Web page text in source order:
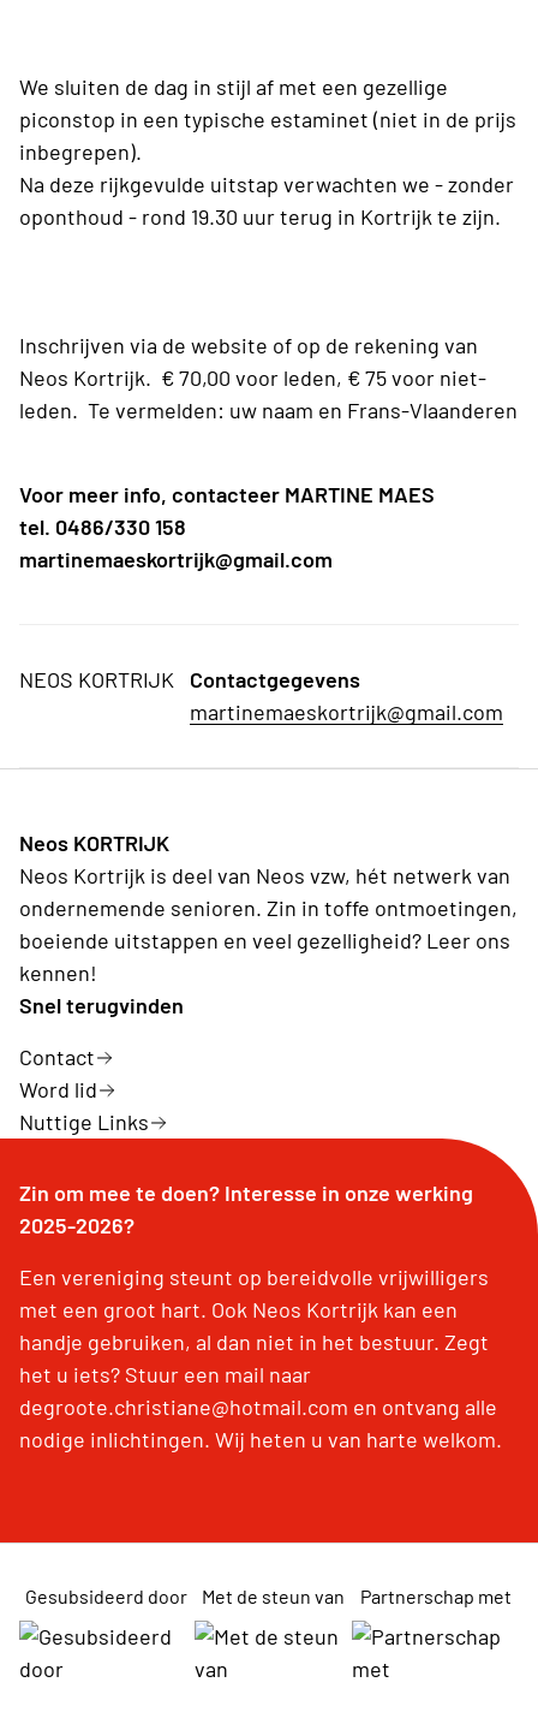
We sluiten de dag in stijl af met een gezellige
piconstop in een typische estaminet (niet in de prijs
inbegrepen).
Na deze rijkgevulde uitstap verwachten we - zonder
oponthoud - rond 19.30 uur terug in Kortrijk te zijn.
Inschrijven via de website of op de rekening van
Neos Kortrijk. € 70,00 voor leden, € 75 voor niet-
leden. Te vermelden: uw naam en Frans-Vlaanderen
Voor meer info, contacteer MARTINE MAES
tel. 0486/330 158
martinemaeskortrijk@gmail.com
NEOS KORTRIJK
Contactgegevens
martinemaeskortrijk@gmail.com
Neos KORTRIJK
Neos Kortrijk is deel van Neos vzw, hét netwerk van
ondernemende senioren. Zin in toffe ontmoetingen,
boeiende uitstappen en veel gezelligheid? Leer ons
kennen!
Snel terugvinden
Contact
Word lid
Nuttige Links
Zin om mee te doen? Interesse in onze werking
2025-2026?
Een vereniging steunt op bereidvolle vrijwilligers
met een groot hart. Ook Neos Kortrijk kan een
handje gebruiken, al dan niet in het bestuur. Zegt
het u iets? Stuur een mail naar
degroote.christiane@hotmail.com en ontvang alle
nodige inlichtingen. Wij heten u van harte welkom.
Gesubsideerd door Met de steun van Partnerschap met